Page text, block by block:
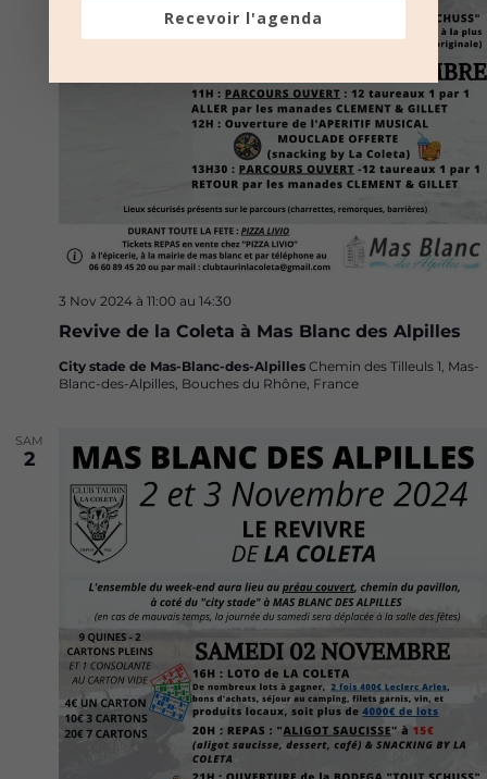
Revive de la Coleta à Mas Blanc des Alpilles
3 Nov 2024 à 11:00 au 14:30
City stade de Mas-Blanc-des-Alpilles Chemin des Tilleuls 1, Mas-
Blanc-des-Alpilles, Bouches du Rhône, France
SAM
2
Recevoir l'agenda